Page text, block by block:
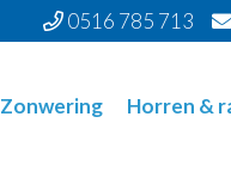
0516 785 713
Zonwering Horren &